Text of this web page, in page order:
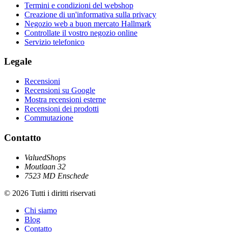
Termini e condizioni del webshop
Creazione di un'informativa sulla privacy
Negozio web a buon mercato Hallmark
Controllate il vostro negozio online
Servizio telefonico
Legale
Recensioni
Recensioni su Google
Mostra recensioni esterne
Recensioni dei prodotti
Commutazione
Contatto
ValuedShops
Moutlaan 32
7523 MD Enschede
© 2026 Tutti i diritti riservati
Chi siamo
Blog
Contatto